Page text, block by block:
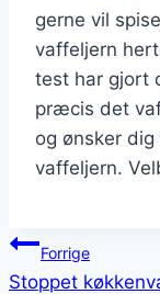
gerne vil
vaffeljern
test har gjort
præcis det
og ønsker
vaffeljern.
Forrige
Stoppet